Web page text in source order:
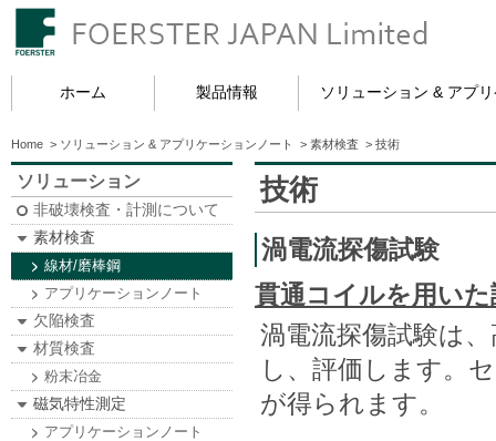
ホーム 製品情報 ソリューション & アプ
Home > ソリューション & アプリケーションノート > 素材検査 > 技術
ソリューション
非破壊検査・計測について
素材検査
線材/磨棒鋼
アプリケーションノート
欠陥検査
材質検査
粉末冶金
磁気特性測定
アプリケーションノート
技術
渦電流探傷試験
貫通コイルを用いた
渦電流探傷試験は
し、評価します。
が得られます。